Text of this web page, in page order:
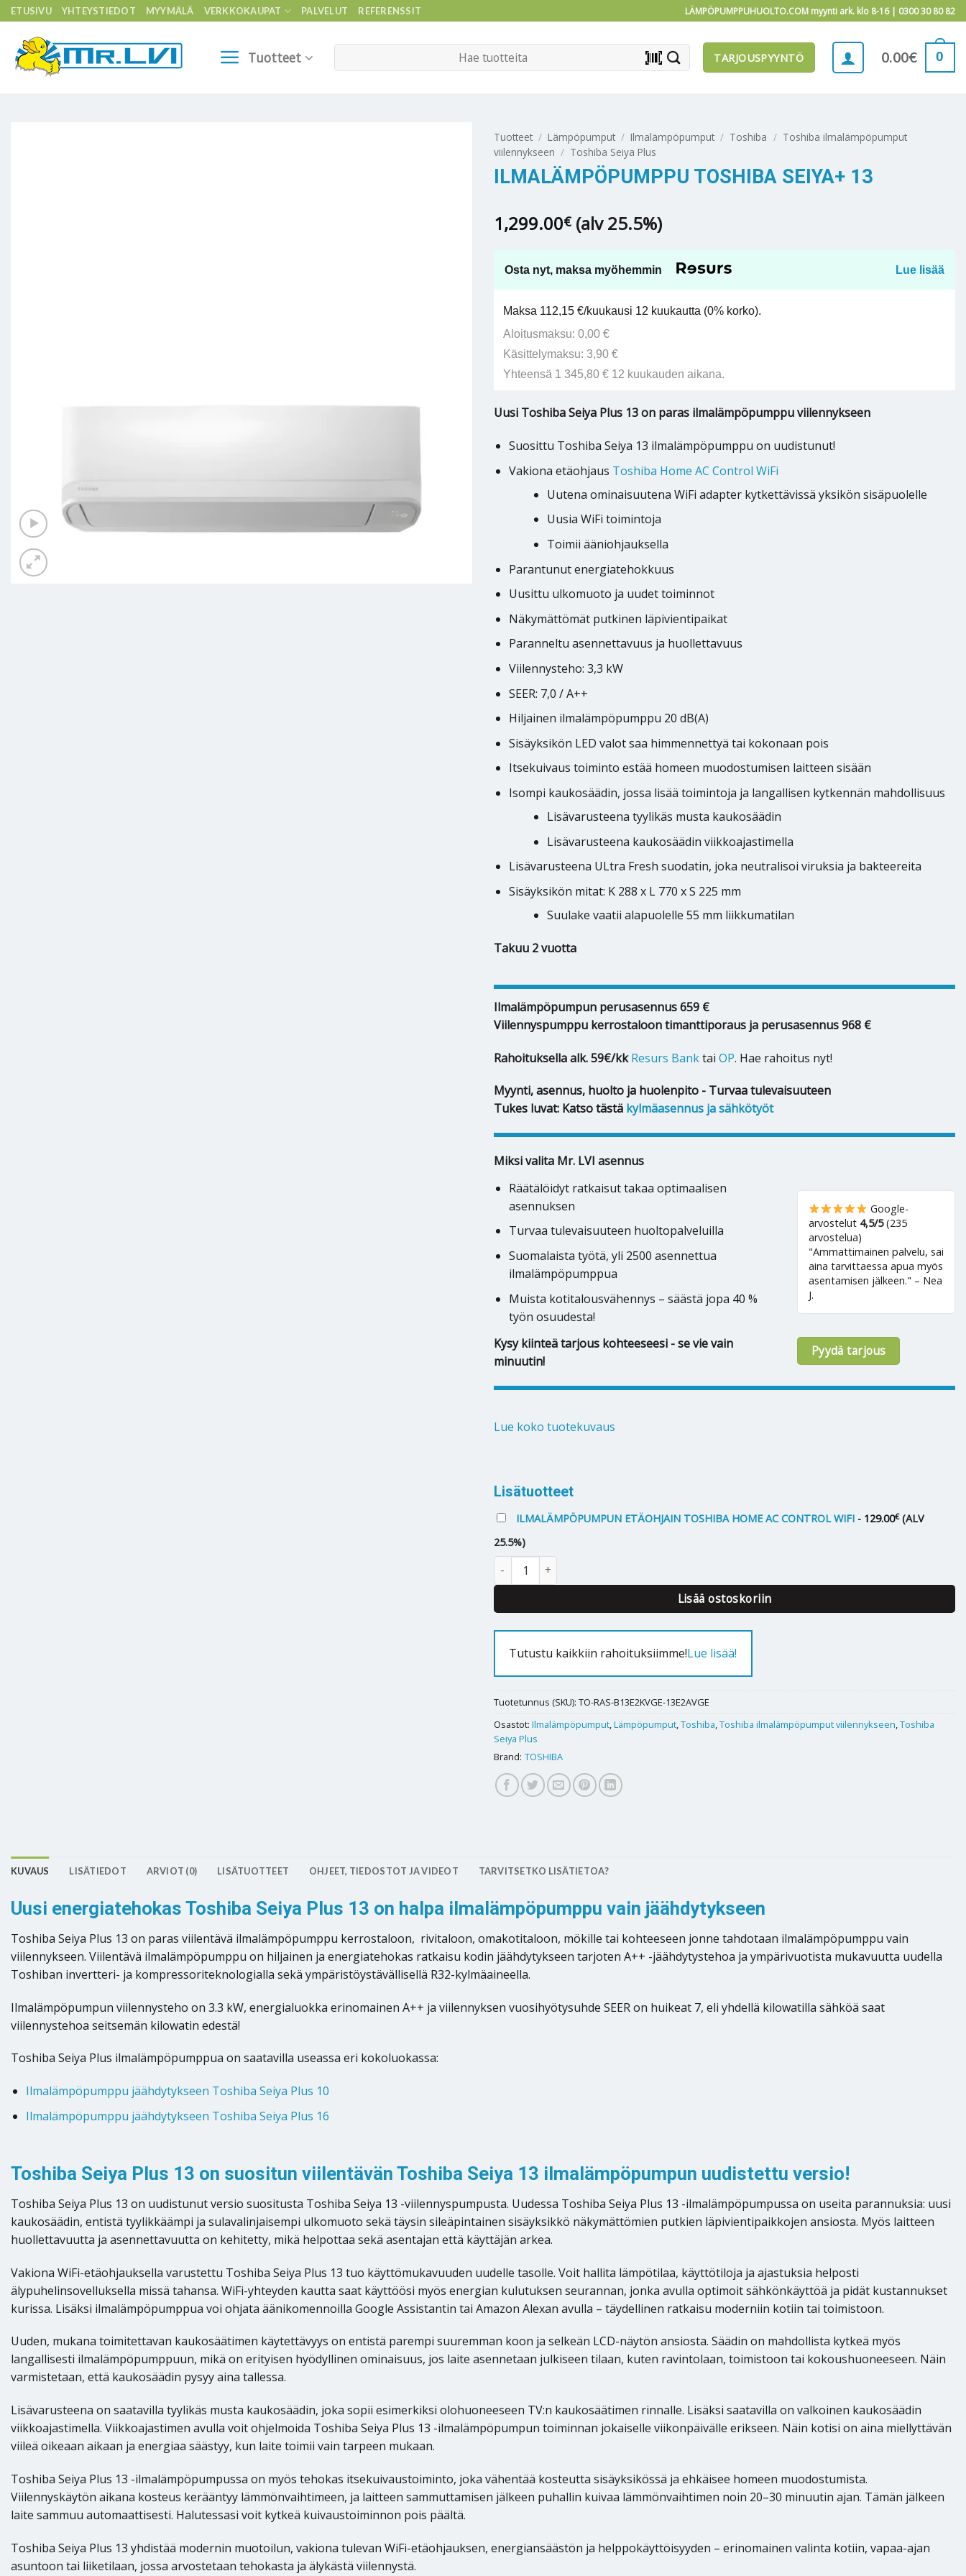
Skip
to
content
ETUSIVU YHTEYSTIEDOT MYYMÄLÄ VERKKOKAUPAT PALVELUT REFERENSSIT LÄMPÖPUMPPUHUOLTO.COM myynti ark. klo 8-16 | 0300 30 80 82
Tuotteet barcode_scanner TARJOUSPYYNTÖ 0.00€ 0
Tuotteet / Lämpöpumput / Ilmalämpöpumput / Toshiba / Toshiba ilmalämpöpumput
viilennykseen / Toshiba Seiya Plus
ILMALÄMPÖPUMPPU TOSHIBA SEIYA+ 13
1,299.00€ (alv 25.5%)
Osta nyt, maksa myöhemmin Lue lisää
Maksa 112,15 €/kuukausi 12 kuukautta (0% korko).
Aloitusmaksu: 0,00 €
Käsittelymaksu: 3,90 €
Yhteensä 1 345,80 € 12 kuukauden aikana.
Uusi Toshiba Seiya Plus 13 on paras ilmalämpöpumppu viilennykseen
Suosittu Toshiba Seiya 13 ilmalämpöpumppu on uudistunut!
Vakiona etäohjaus Toshiba Home AC Control WiFi
Uutena ominaisuutena WiFi adapter kytkettävissä yksikön sisäpuolelle
Uusia WiFi toimintoja
Toimii ääniohjauksella
Parantunut energiatehokkuus
Uusittu ulkomuoto ja uudet toiminnot
Näkymättömät putkinen läpivientipaikat
Paranneltu asennettavuus ja huollettavuus
Viilennysteho: 3,3 kW
SEER: 7,0 / A++
Hiljainen ilmalämpöpumppu 20 dB(A)
Sisäyksikön LED valot saa himmennettyä tai kokonaan pois
Itsekuivaus toiminto estää homeen muodostumisen laitteen sisään
Isompi kaukosäädin, jossa lisää toimintoja ja langallisen kytkennän mahdollisuus
Lisävarusteena tyylikäs musta kaukosäädin
Lisävarusteena kaukosäädin viikkoajastimella
Lisävarusteena ULtra Fresh suodatin, joka neutralisoi viruksia ja bakteereita
Sisäyksikön mitat: K 288 x L 770 x S 225 mm
Suulake vaatii alapuolelle 55 mm liikkumatilan
Takuu 2 vuotta
Ilmalämpöpumpun perusasennus 659 €
Viilennyspumppu kerrostaloon timanttiporaus ja perusasennus 968 €
Rahoituksella alk. 59€/kk Resurs Banktai OP. Hae rahoitus nyt!
Myynti, asennus, huolto ja huolenpito - Turvaa tulevaisuuteen
Tukes luvat: Katso tästä kylmäasennus ja sähkötyöt
Miksi valita Mr. LVI asennus
Räätälöidyt ratkaisut takaa optimaalisen
asennuksen
Turvaa tulevaisuuteen huoltopalveluilla
Suomalaista työtä, yli 2500 asennettua
ilmalämpöpumppua
Muista kotitalousvähennys – säästä jopa 40 %
työn osuudesta!
Kysy kiinteä tarjous kohteeseesi - se vie vain
minuutin!
Google-
arvostelut 4,5/5(235
arvostelua)
"Ammattimainen palvelu, sai
aina tarvittaessa apua myös
asentamisen jälkeen." – Nea
J.
Pyydä tarjous
Lue koko tuotekuvaus
Lisätuotteet
ILMALÄMPÖPUMPUN ETÄOHJAIN TOSHIBA HOME AC CONTROL WIFI - 129.00€ (ALV
25.5%)
Ilmalämpöpumppu Toshiba Seiya+ 13 määrä
Lisää ostoskoriin
Tutustu kaikkiin rahoituksiimme!Lue lisää!
Tuotetunnus (SKU): TO-RAS-B13E2KVGE-13E2AVGE
Osastot: Ilmalämpöpumput,Lämpöpumput,Toshiba,Toshiba ilmalämpöpumput viilennykseen,Toshiba
Seiya Plus
Brand: TOSHIBA
KUVAUS LISÄTIEDOT ARVIOT (0) LISÄTUOTTEET OHJEET, TIEDOSTOT JA VIDEOT TARVITSETKO LISÄTIETOA?
Uusi energiatehokas Toshiba Seiya Plus 13 on halpa ilmalämpöpumppu vain jäähdytykseen
Toshiba Seiya Plus 13 on paras viilentävä ilmalämpöpumppu kerrostaloon, rivitaloon, omakotitaloon, mökille tai kohteeseen jonne tahdotaan ilmalämpöpumppu vain
viilennykseen. Viilentävä ilmalämpöpumppu on hiljainen ja energiatehokas ratkaisu kodin jäähdytykseen tarjoten A++ -jäähdytystehoa ja ympärivuotista mukavuutta uudella
Toshiban invertteri- ja kompressoriteknologialla sekä ympäristöystävällisellä R32-kylmäaineella.
Ilmalämpöpumpun viilennysteho on 3.3 kW, energialuokka erinomainen A++ ja viilennyksen vuosihyötysuhde SEER on huikeat 7, eli yhdellä kilowatilla sähköä saat
viilennystehoa seitsemän kilowatin edestä!
Toshiba Seiya Plus ilmalämpöpumppua on saatavilla useassa eri kokoluokassa:
Ilmalämpöpumppu jäähdytykseen Toshiba Seiya Plus 10
Ilmalämpöpumppu jäähdytykseen Toshiba Seiya Plus 16
Toshiba Seiya Plus 13 on suositun viilentävän Toshiba Seiya 13 ilmalämpöpumpun uudistettu versio!
Toshiba Seiya Plus 13 on uudistunut versio suositusta Toshiba Seiya 13 -viilennyspumpusta. Uudessa Toshiba Seiya Plus 13 -ilmalämpöpumpussa on useita parannuksia: uusi
kaukosäädin, entistä tyylikkäämpi ja sulavalinjaisempi ulkomuoto sekä täysin sileäpintainen sisäyksikkö näkymättömien putkien läpivientipaikkojen ansiosta. Myös laitteen
huollettavuutta ja asennettavuutta on kehitetty, mikä helpottaa sekä asentajan että käyttäjän arkea.
Vakiona WiFi-etäohjauksella varustettu Toshiba Seiya Plus 13 tuo käyttömukavuuden uudelle tasolle. Voit hallita lämpötilaa, käyttötiloja ja ajastuksia helposti
älypuhelinsovelluksella missä tahansa. WiFi-yhteyden kautta saat käyttöösi myös energian kulutuksen seurannan, jonka avulla optimoit sähkönkäyttöä ja pidät kustannukset
kurissa. Lisäksi ilmalämpöpumppua voi ohjata äänikomennoilla Google Assistantin tai Amazon Alexan avulla – täydellinen ratkaisu moderniin kotiin tai toimistoon.
Uuden, mukana toimitettavan kaukosäätimen käytettävyys on entistä parempi suuremman koon ja selkeän LCD-näytön ansiosta. Säädin on mahdollista kytkeä myös
langallisesti ilmalämpöpumppuun, mikä on erityisen hyödyllinen ominaisuus, jos laite asennetaan julkiseen tilaan, kuten ravintolaan, toimistoon tai kokoushuoneeseen. Näin
varmistetaan, että kaukosäädin pysyy aina tallessa.
Lisävarusteena on saatavilla tyylikäs musta kaukosäädin, joka sopii esimerkiksi olohuoneeseen TV:n kaukosäätimen rinnalle. Lisäksi saatavilla on valkoinen kaukosäädin
viikkoajastimella. Viikkoajastimen avulla voit ohjelmoida Toshiba Seiya Plus 13 -ilmalämpöpumpun toiminnan jokaiselle viikonpäivälle erikseen. Näin kotisi on aina miellyttävän
viileä oikeaan aikaan ja energiaa säästyy, kun laite toimii vain tarpeen mukaan.
Toshiba Seiya Plus 13 -ilmalämpöpumpussa on myös tehokas itsekuivaustoiminto, joka vähentää kosteutta sisäyksikössä ja ehkäisee homeen muodostumista.
Viilennyskäytön aikana kosteus kerääntyy lämmönvaihtimeen, ja laitteen sammuttamisen jälkeen puhallin kuivaa lämmönvaihtimen noin 20–30 minuutin ajan. Tämän jälkeen
laite sammuu automaattisesti. Halutessasi voit kytkeä kuivaustoiminnon pois päältä.
Toshiba Seiya Plus 13 yhdistää modernin muotoilun, vakiona tulevan WiFi-etäohjauksen, energiansäästön ja helppokäyttöisyyden – erinomainen valinta kotiin, vapaa-ajan
asuntoon tai liiketilaan, jossa arvostetaan tehokasta ja älykästä viilennystä.